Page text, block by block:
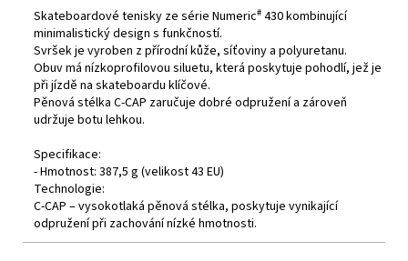
Skateboardové tenisky ze série Numeric# 430 kombinující
minimalistický design s funkčností.
Svršek je vyroben z přírodní kůže, síťoviny a polyuretanu.
Obuv má nízkoprofilovou siluetu, která poskytuje pohodlí, jež je
při jízdě na skateboardu klíčové.
Pěnová stélka C-CAP zaručuje dobré odpružení a zároveň
udržuje botu lehkou.
Specifikace:
- Hmotnost: 387,5 g (velikost 43 EU)
Technologie:
C-CAP – vysokotlaká pěnová stélka, poskytuje vynikající
odpružení při zachování nízké hmotnosti.